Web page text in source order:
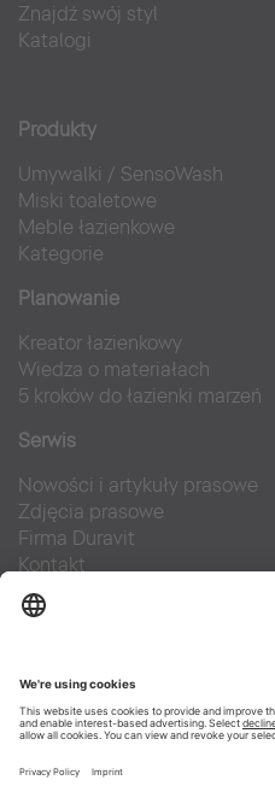
Znajdź swój styl
Katalogi
Produkty
Umywalki / SensoWash
Miski toaletowe
Meble łazienkowe
Kategorie
Planowanie
Kreator łazienkowy
Wiedza o materiałach
5 kroków do łazienki marzeń
Serwis
Nowości i artykuły prasowe
Zdjęcia prasowe
Firma Duravit
Kontakt
Najczęściej zadawane pytania
Facebook
Pinterest